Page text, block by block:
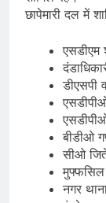
छापेमारी दल में
एसडीएम
डीएसपी
बीडीओ
सीओ
मुफ्फसिल
नगर